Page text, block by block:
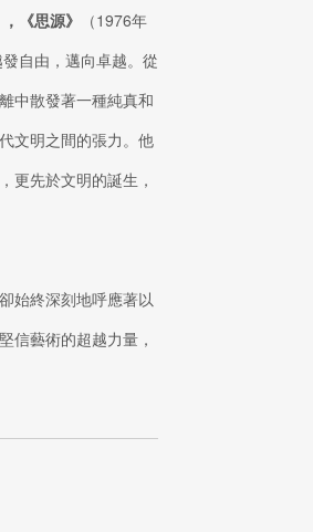
，《思源》
（1976年
自由，邁向卓越。從
中散發著一種純真和
文明之間的張力。他
更先於文明的誕生，
始終深刻地呼應著以
信藝術的超越力量，